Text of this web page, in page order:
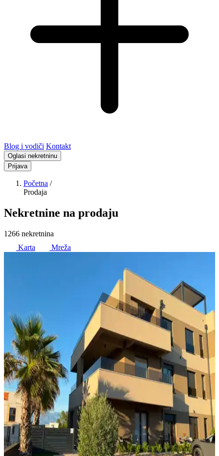
Blog i vodiči Kontakt
Oglasi nekretninu
Prijava
Početna /
Prodaja
Nekretnine na prodaju
1266 nekretnina
Karta
Mreža